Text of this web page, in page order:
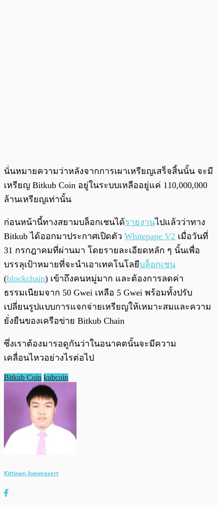
นั่นหมายความว่าหลังจากการเผาเหรียญเสร็จสิ้นนั้น จะมี
เหรียญ Bitkub Coin อยู่ในระบบเหลืออยู่แค่ 110,000,000
ล้านเหรียญเท่านั้น
ก่อนหน้านี้ทางสยามบล็อกเชนได้รายงานไปแล้วว่าทาง
Bitkub ได้ออกมาประกาศเปิดตัว Whitepape V2 เมื่อวันที่
31 กรกฎาคมที่ผ่านมา โดยรายละเอียดหลัก ๆ นั้นเพื่อ
บรรลุเป้าหมายที่จะนำเอาเทคโนโลยีบล็อกเชน
(blockchain) เข้าถึงคนหมู่มาก และต้องการลดค่า
ธรรมเนียมจาก 50 Gwei เหลือ 5 Gwei พร้อมทั้งปรับ
เปลี่ยนรูปแบบการแจกจ่ายเหรียญให้เหมาะสมและความ
ยั่งยืนของเครือข่าย Bitkub Chain
ซึ่งเราต้องมารอดูกันว่าในอนาคตนั้นจะมีความ
เคลื่อนไหวอย่างไรต่อไป
Bitkub Coin kubcoin
Kittinan Jomprasert